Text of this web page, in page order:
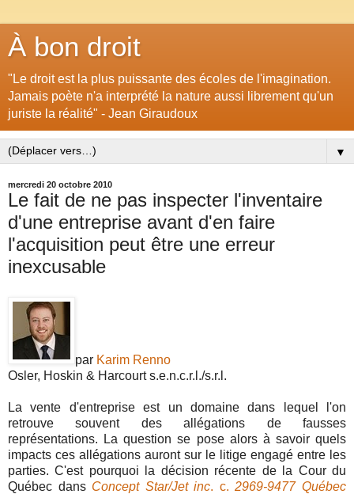
À bon droit
"Le droit est la plus puissante des écoles de l'imagination.
Jamais poète n'a interprété la nature aussi librement qu'un
juriste la réalité" - Jean Giraudoux
▼
mercredi 20 octobre 2010
Le fait de ne pas inspecter l'inventaire
d'une entreprise avant d'en faire
l'acquisition peut être une erreur
inexcusable
par Karim Renno
Osler, Hoskin & Harcourt s.e.n.c.r.l./s.r.l.
La vente d'entreprise est un domaine dans lequel l'on
retrouve souvent des allégations de fausses
représentations. La question se pose alors à savoir quels
impacts ces allégations auront sur le litige engagé entre les
parties. C'est pourquoi la décision récente de la Cour du
Québec dans Concept Star/Jet inc. c.2969-9477 Québec